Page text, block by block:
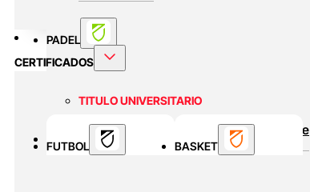
PADEL
TITULO UNIVERSITARIO
Curso Universitario Técnico En Padel De
Alto Rendimiento
BASKET
CERTIFICADOS
FUTBOL BASKET